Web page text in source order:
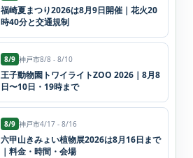
福崎夏まつり2026は8月9日開催｜花火20
時40分と交通規制
8/9 神戸市8/8 - 8/10
王子動物園トワイライトZOO 2026｜8月8
日〜10日・19時まで
8/9 神戸市4/17 - 8/16
六甲山きみょい植物展2026は8月16日まで
｜料金・時間・会場